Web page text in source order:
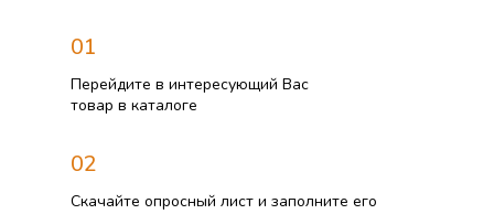
Перейдите в интересующий Вас
товар в каталоге
01
02
Скачайте опросный лист и заполните его